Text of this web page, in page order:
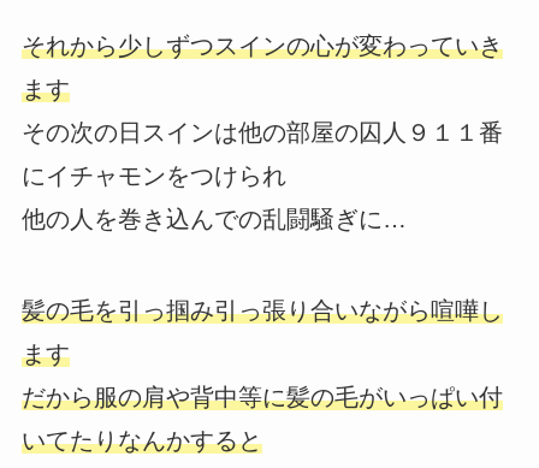
それから少しずつスインの心が変わっていき
ます
その次の日スインは他の部屋の囚人９１１番
にイチャモンをつけられ
他の人を巻き込んでの乱闘騒ぎに…
髪の毛を引っ掴み引っ張り合いながら喧嘩し
ます
だから服の肩や背中等に髪の毛がいっぱい付
いてたりなんかすると